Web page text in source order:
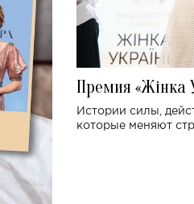
Премия «Жінка
Истории силы,
которые меняют